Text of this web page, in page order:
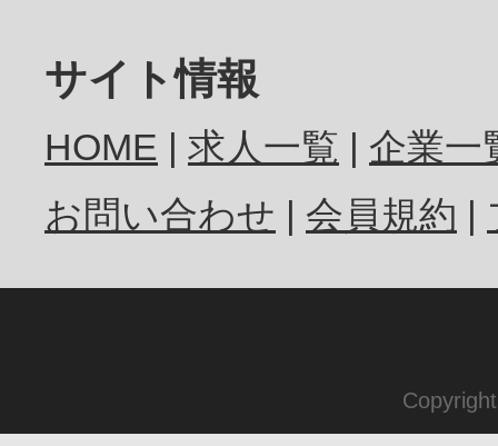
サイト情報
HOME 求人一覧
企業一
お問い合わせ
会員規約